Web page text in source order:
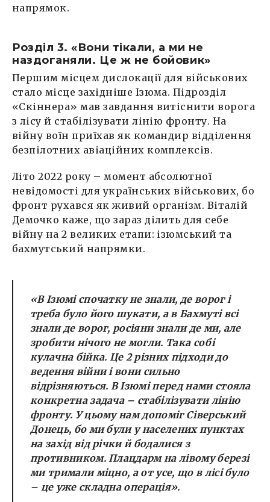
напрямок.
Розділ 3. «Вони тікали, а ми не
наздоганяли. Це ж не бойовик»
Першим місцем дислокації для військових
стало місце західніше Ізюма. Підрозділ
«Скіннера» мав завдання витіснити ворога
з лісу й стабілізувати лінію фронту. На
війну воїн приїхав як командир відділення
безпілотних авіаційних комплексів.
Літо 2022 року – момент абсолютної
невідомості для українських військових, бо
фронт рухався як живий організм. Віталій
Демочко каже, що зараз ділить для себе
війну на 2 великих етапи: ізюмський та
бахмутський напрямки.
«В Ізюмі спочатку не знали, де ворог і
треба було його шукати, а в Бахмуті всі
знали де ворог, росіяни знали де ми, але
зробити нічого не могли. Така собі
кулачна бійка. Це 2 різних підходи до
ведення війни і вони сильно
відрізняються. В Ізюмі перед нами стояла
конкретна задача – стабілізувати лінію
фронту. У цьому нам допоміг Сіверський
Донець, бо ми були у населених пунктах
на захід від річки й бодалися з
противником. Плацдарм на лівому березі
ми тримали міцно, а от усе, що в лісі було
– це уже складна операція».